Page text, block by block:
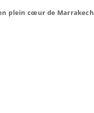
plein cœur de Marrakech